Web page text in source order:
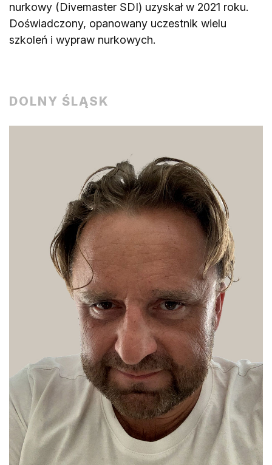
nurkowy (Divemaster SDI) uzyskał w 2021 roku.
Doświadczony, opanowany uczestnik wielu
szkoleń i wypraw nurkowych.
DOLNY ŚLĄSK